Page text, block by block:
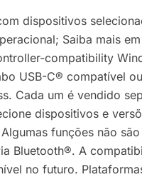
dispositivos
Saiba mais em
compatibility
USB-C® compatível
Cada um é vendido
dispositivos e
funções não
Bluetooth®. A
no futuro.